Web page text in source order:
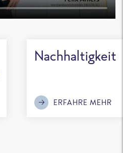
Nachhaltigkeit
ERFAHRE MEHR